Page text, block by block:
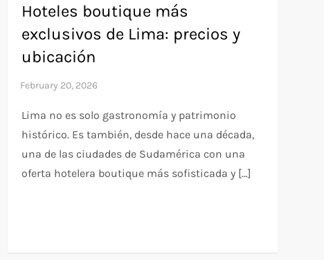
Hoteles boutique más
exclusivos de Lima: precios y
ubicación
Lima no es solo gastronomía y patrimonio
histórico. Es también, desde hace una década,
una de las ciudades de Sudamérica con una
oferta hotelera boutique más sofisticada y […]